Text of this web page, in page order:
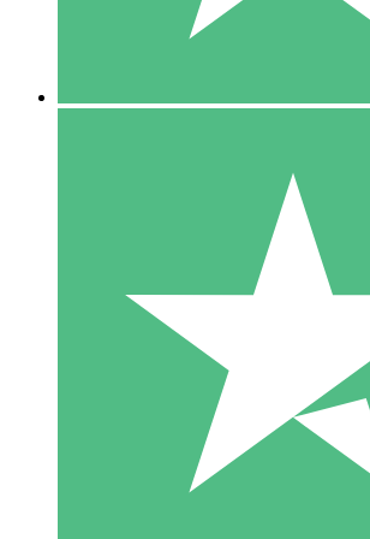
10 Téléchargements
20 00